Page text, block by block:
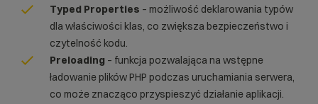
Typed Properties – możliwość deklarowania typów
dla właściwości klas, co zwiększa bezpieczeństwo i
czytelność kodu.
Preloading – funkcja pozwalająca na wstępne
ładowanie plików PHP podczas uruchamiania serwera,
co może znacząco przyspieszyć działanie aplikacji.